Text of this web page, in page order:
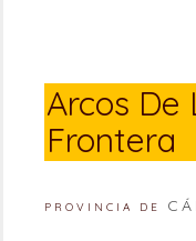
Arcos De
Frontera
PROVINCIA DE